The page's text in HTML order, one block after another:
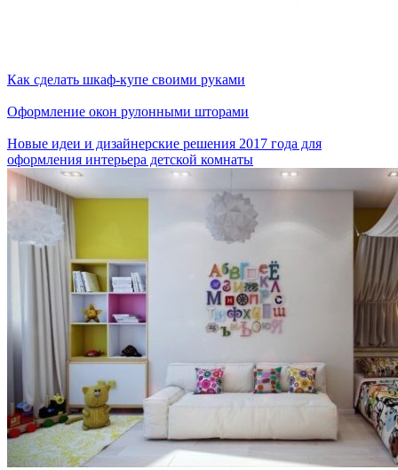
Как сделать шкаф-купе своими руками
Оформление окон рулонными шторами
Новые идеи и дизайнерские решения 2017 года для
оформления интерьера детской комнаты